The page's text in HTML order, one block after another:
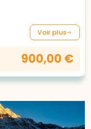
Voir plus
900,00 €